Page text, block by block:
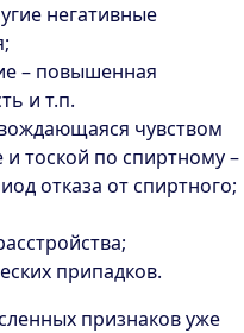
негативные
– повышенная
и т.п.
чувством
тоской по спиртному –
отказа от спиртного;
припадков.
признаков уже